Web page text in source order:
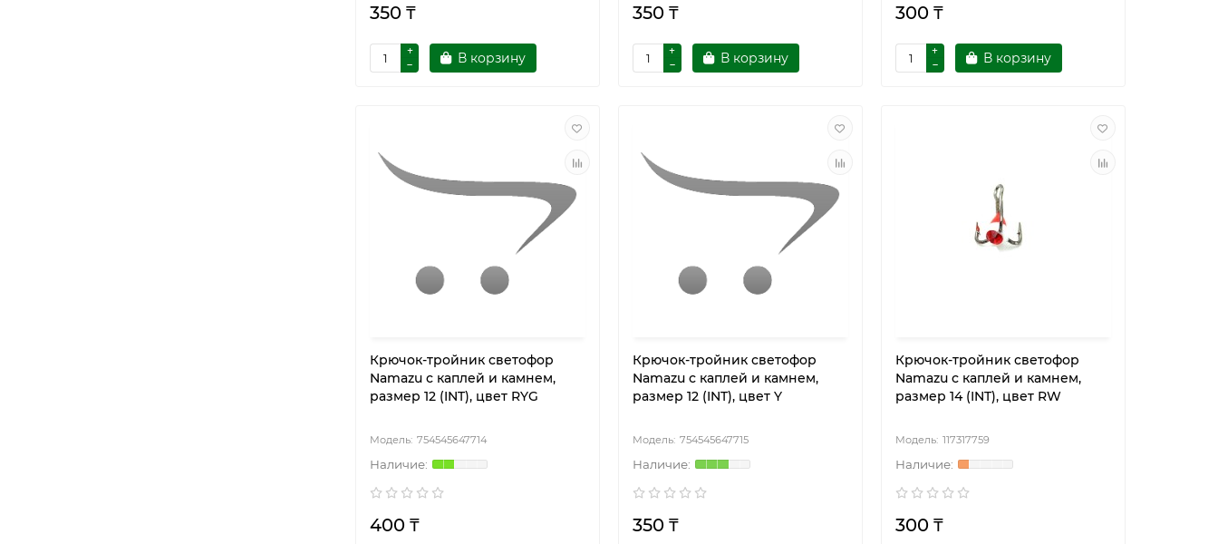
350 ₸
В корзину
350 ₸
В корзину
300 ₸
В корзину
Крючок-тройник светофор
Namazu с каплей и камнем,
размер 12 (INT), цвет RYG
754545647714
400 ₸
Крючок-тройник светофор
Namazu с каплей и камнем,
размер 12 (INT), цвет Y
754545647715
350 ₸
Крючок-тройник светофор
Namazu с каплей и камнем,
размер 14 (INT), цвет RW
117317759
300 ₸